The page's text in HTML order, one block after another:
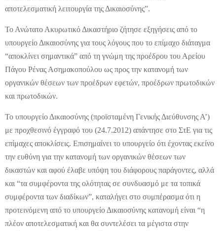
αποτελεσματική λειτουργία της Δικαιοσύνης”.
Το Ανώτατο Ακυρωτικό Δικαστήριο ζήτησε εξηγήσεις από το
υπουργείο Δικαιοσύνης για τους λόγους που το επίμαχο διάταγμα
“αποκλίνει σημαντικά” από τη γνώμη της προέδρου του Αρείου
Πάγου Ρένας Ασημακοπούλου ως προς την κατανομή των
οργανικών θέσεων των προέδρων εφετών, προέδρων πρωτοδικών
και πρωτοδικών.
Το υπουργείο Δικαιοσύνης (προϊσταμένη Γενικής Διεύθυνσης Α’)
με προχθεσινό έγγραφό του (24.7.2012) απάντησε στο ΣτΕ για τις
επίμαχες αποκλίσεις. Επισημαίνει το υπουργείο ότι έχοντας εκείνο
την ευθύνη για την κατανομή των οργανικών θέσεων των
δικαστών και αφού έλαβε υπόψη του διάφορους παράγοντες, αλλά
και “τα συμφέροντα της ολότητας σε συνδυασμό με τα τοπικά
συμφέροντα των διαδίκων”, καταλήγει στο συμπέρασμα ότι η
προτεινόμενη από το υπουργείο Δικαιοσύνης κατανομή είναι “η
πλέον αποτελεσματική και θα συντελέσει τα μέγιστα στην